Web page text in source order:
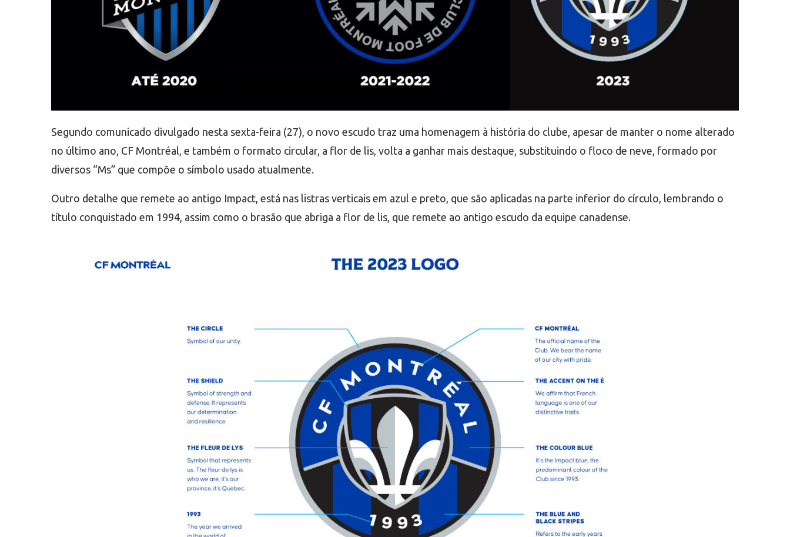
Segundo comunicado divulgado nesta sexta-feira (27), o novo escudo traz uma homenagem à história do clube, apesar de manter o nome alterado
no último ano, CF Montréal, e também o formato circular, a flor de lis, volta a ganhar mais destaque, substituindo o floco de neve, formado por
diversos “Ms” que compõe o símbolo usado atualmente.
Outro detalhe que remete ao antigo Impact, está nas listras verticais em azul e preto, que são aplicadas na parte inferior do círculo, lembrando o
título conquistado em 1994, assim como o brasão que abriga a flor de lis, que remete ao antigo escudo da equipe canadense.